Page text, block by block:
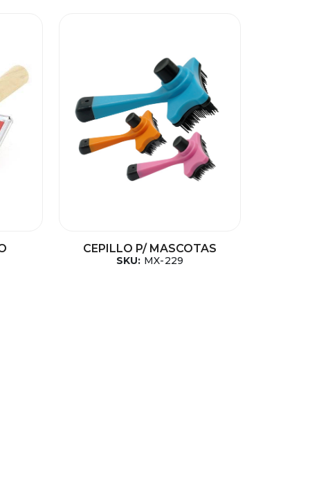
CEPILLO P/ MASCOTAS
SKU: MX-229